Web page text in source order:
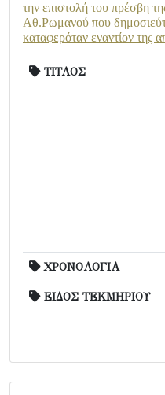
την επιστολή του πρέσβη
Αθ.Ρωμανού που
καταφερόταν εναντίον της
ΤΙΤΛΟΣ
ΧΡΟΝΟΛΟΓΙΑ
ΕΙΔΟΣ ΤΕΚΜΗΡΙΟΥ